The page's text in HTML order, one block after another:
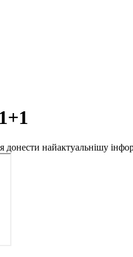
найактуальнішу